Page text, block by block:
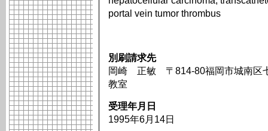
portal vein tumor thrombus
別刷請求先
岡崎 正敏 〒814-80福岡市城南区
教室
受理年月日
1995年6月14日